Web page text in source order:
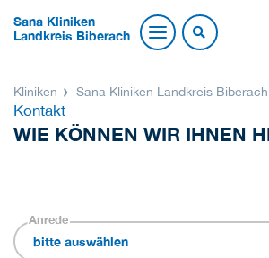
Sana Kliniken
Landkreis Biberach
Kliniken Sana Kliniken Landkreis Biberach
Kontakt
WIE KÖNNEN WIR IHNEN
Anrede
bitte auswählen